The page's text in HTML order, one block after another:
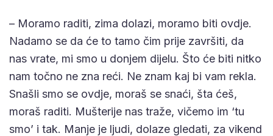
– Moramo raditi, zima dolazi, moramo biti ovdje.
Nadamo se da će to tamo čim prije završiti, da
nas vrate, mi smo u donjem dijelu. Što će biti nitko
nam točno ne zna reći. Ne znam kaj bi vam rekla.
Snašli smo se ovdje, moraš se snaći, šta ćeš,
moraš raditi. Mušterije nas traže, vičemo im ‘tu
smo’ i tak. Manje je ljudi, dolaze gledati, za vikend